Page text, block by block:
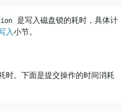
是写入磁盘锁的耗时，具体计
入小节。
时。下面是提交操作的时间消耗